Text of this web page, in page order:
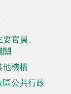
官員、
關
他機構
公共行政